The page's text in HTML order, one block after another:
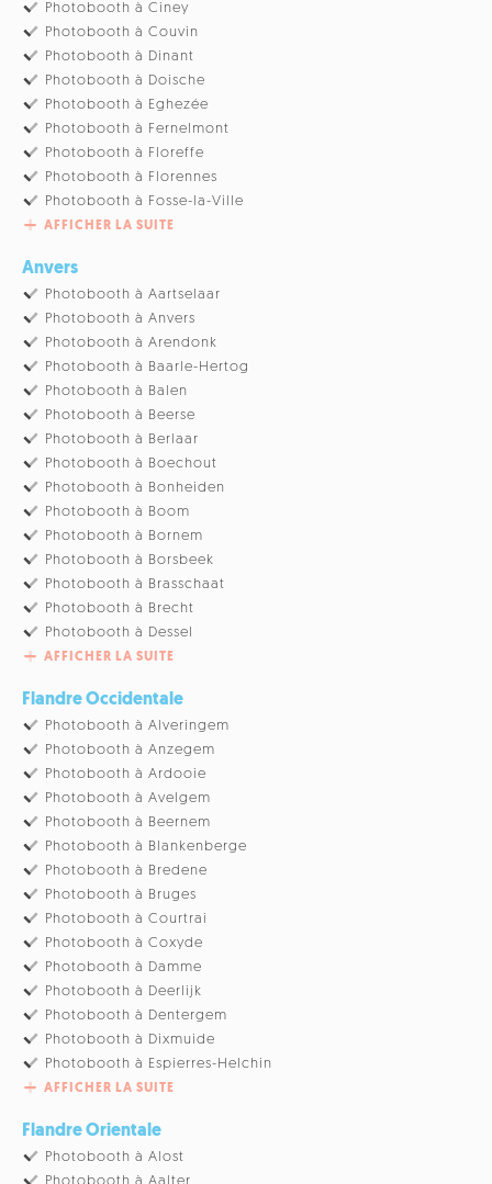
Photobooth à Ciney
Photobooth à Couvin
Photobooth à Dinant
Photobooth à Doische
Photobooth à Eghezée
Photobooth à Fernelmont
Photobooth à Floreffe
Photobooth à Florennes
Photobooth à Fosse-la-Ville
AFFICHER LA SUITE
Anvers
Photobooth à Aartselaar
Photobooth à Anvers
Photobooth à Arendonk
Photobooth à Baarle-Hertog
Photobooth à Balen
Photobooth à Beerse
Photobooth à Berlaar
Photobooth à Boechout
Photobooth à Bonheiden
Photobooth à Boom
Photobooth à Bornem
Photobooth à Borsbeek
Photobooth à Brasschaat
Photobooth à Brecht
Photobooth à Dessel
AFFICHER LA SUITE
Flandre Occidentale
Photobooth à Alveringem
Photobooth à Anzegem
Photobooth à Ardooie
Photobooth à Avelgem
Photobooth à Beernem
Photobooth à Blankenberge
Photobooth à Bredene
Photobooth à Bruges
Photobooth à Courtrai
Photobooth à Coxyde
Photobooth à Damme
Photobooth à Deerlijk
Photobooth à Dentergem
Photobooth à Dixmuide
Photobooth à Espierres-Helchin
AFFICHER LA SUITE
Flandre Orientale
Photobooth à Alost